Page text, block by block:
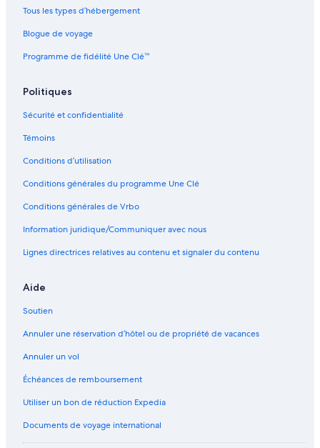
Motu Tofari – Hôtels à proximité
Plage Nui – Hôtels à proximité
Bora Bora – Hôtels
Pointe Matira – Hôtels à proximité
Plage Matira – Hôtels à proximité
Page du Méridien – Hôtels à proximité
Nunue – Hôtels
Bora Bora – Hôtels 3 étoiles
Bora Bora – Hôtels 5 étoiles
Tous les types d’hébergement
Blogue de voyage
Programme de fidélité Une Clé™
Politiques
Sécurité et confidentialité
Témoins
Conditions d’utilisation
Conditions générales du programme Une Clé
Conditions générales de Vrbo
Information juridique/Communiquer avec nous
Lignes directrices relatives au contenu et signaler du contenu
Aide
Soutien
Annuler une réservation d’hôtel ou de propriété de vacances
Annuler un vol
Échéances de remboursement
Utiliser un bon de réduction Expedia
Documents de voyage international